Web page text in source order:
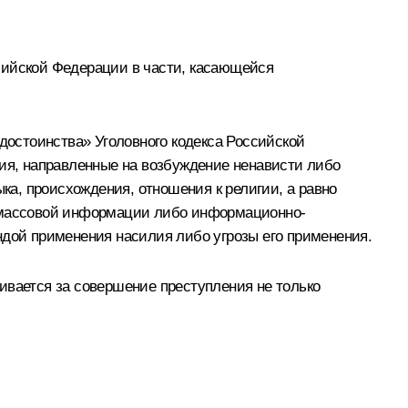
Федерации в части, касающейся
Уголовного кодекса Российской
направленные на возбуждение ненависти либо
происхождения, отношения к религии, а равно
информации либо информационно-
применения насилия либо угрозы его применения.
за совершение преступления не только